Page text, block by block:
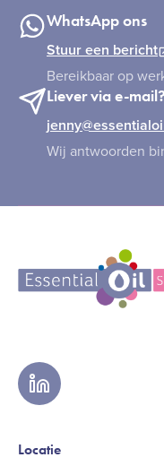
WhatsApp ons
Stuur een bericht
Bereikbaar op
Liever via e-mail?
Wij antwoorden
linkedin
Locatie